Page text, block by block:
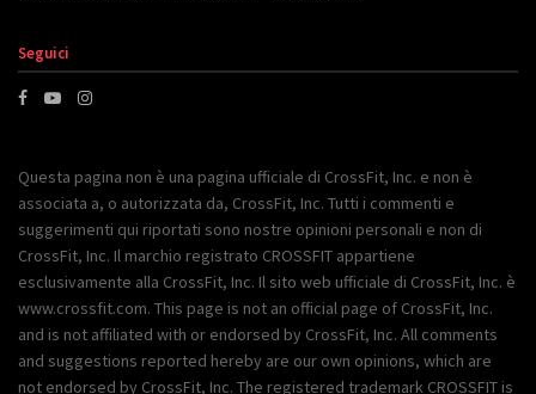
Seguici
Questa pagina non è una pagina ufficiale di CrossFit, Inc. e non è
associata a, o autorizzata da, CrossFit, Inc. Tutti i commenti e
suggerimenti qui riportati sono nostre opinioni personali e non di
CrossFit, Inc. Il marchio registrato CROSSFIT appartiene
esclusivamente alla CrossFit, Inc. Il sito web ufficiale di CrossFit, Inc. è
www.crossfit.com. This page is not an official page of CrossFit, Inc.
and is not affiliated with or endorsed by CrossFit, Inc. All comments
and suggestions reported hereby are our own opinions, which are
not endorsed by CrossFit, Inc. The registered trademark CROSSFIT is